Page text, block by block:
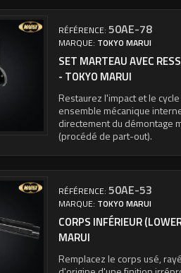
RÉFÉRENCE:50AE-78
MARQUE: TOKYO MARUI
SET MARTEAU AVEC
- TOKYO MARUI
Restaurez l'impact et le
ensemble mécanique
directement du démontage
(procédé de part-out).
RÉFÉRENCE:50AE-53
MARQUE: TOKYO MARUI
CORPS INFÉRIEUR
MARUI
Remplacez le corps usé,